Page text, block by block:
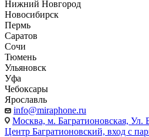
Нижний Новгород
Новосибирск
Пермь
Саратов
Сочи
Тюмень
Ульяновск
Уфа
Чебоксары
Ярославль
info@miraphone.ru
Москва, м. Багратионовская, Ул.
Центр Багратионовский, вход с